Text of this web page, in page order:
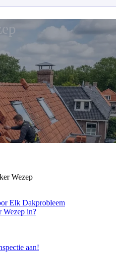
Wezep
Elk Dakprobleem
Wezep in?
aan!